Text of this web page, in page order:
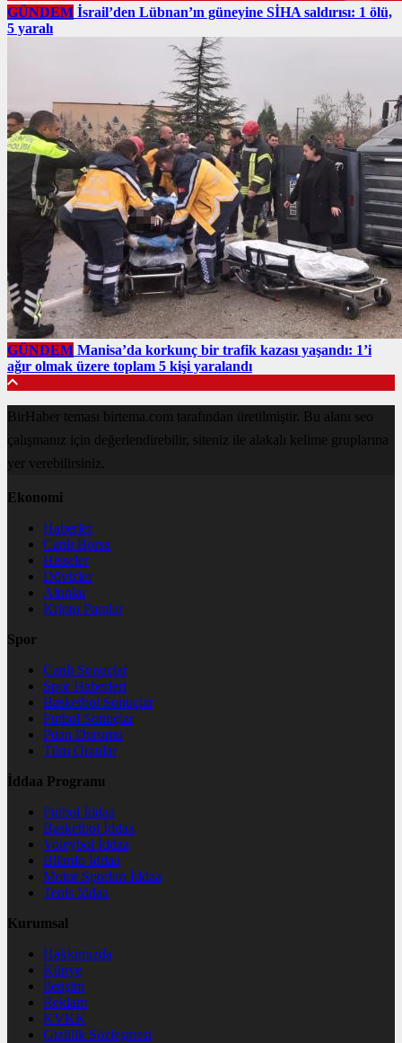
GÜNDEM İsrail’den Lübnan’ın güneyine SİHA saldırısı: 1 ölü,
5 yaralı
GÜNDEM Manisa’da korkunç bir trafik kazası yaşandı: 1’i
ağır olmak üzere toplam 5 kişi yaralandı
BirHaber teması birtema.com tarafından üretilmiştir. Bu alanı seo
çalışmanız için değerlendirebilir, siteniz ile alakalı kelime gruplarına
yer verebilirsiniz.
Ekonomi
Haberler
Canlı Borsa
Hisseler
Dövizler
Altınlar
Kripto Paralar
Spor
Canlı Sonuçlar
Spor Haberleri
Basketbol Sonuçlar
Futbol Sonuçlar
Puan Durumu
Tüm Oranlar
İddaa Programı
Futbol İddaa
Basketbol İddaa
Voleybol İddaa
Bilardo İddaa
Motor Sporları İddaa
Tenis İddaa
Kurumsal
Hakkımızda
Künye
İletişim
Reklam
KVKK
Gizlilik Sözleşmesi